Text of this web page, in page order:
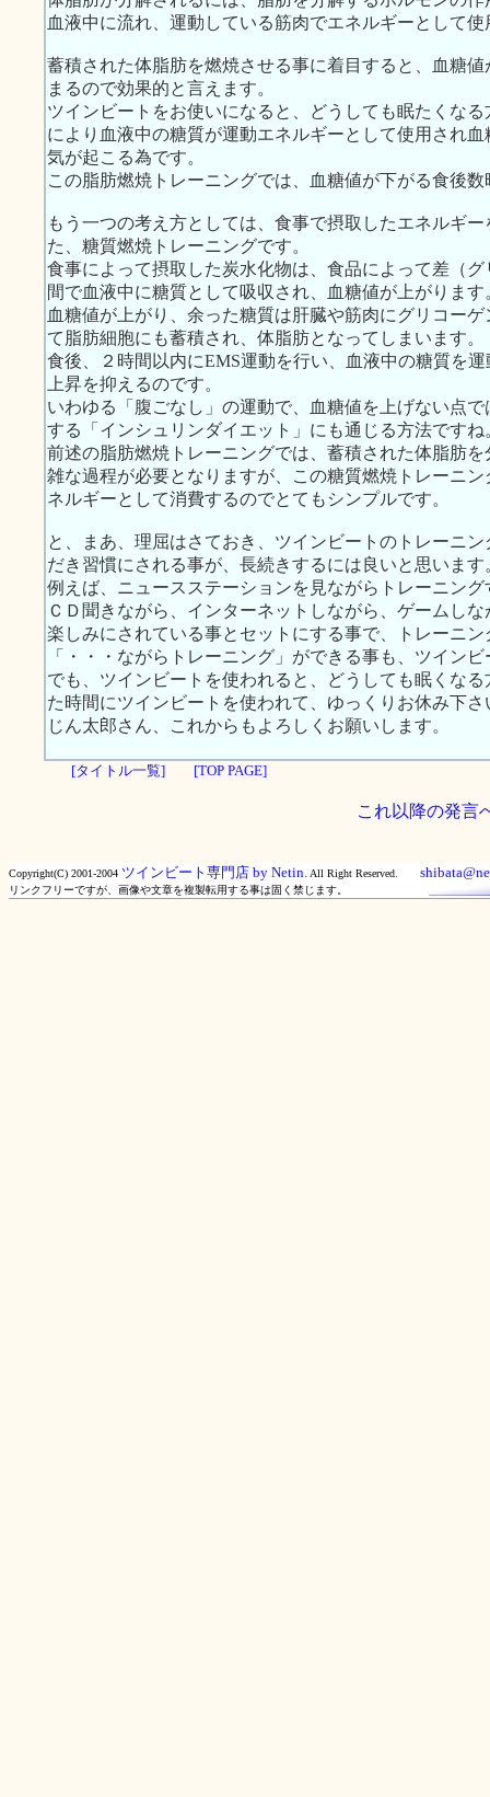
血液中に流れ、運動している筋肉でエネルギーとして
蓄積された体脂肪を燃焼させる事に着目すると、血糖
まるので効果的と言えます。
ツインビートをお使いになると、どうしても眠たくな
により血液中の糖質が運動エネルギーとして使用され
気が起こる為です。
この脂肪燃焼トレーニングでは、血糖値が下がる食後
もう一つの考え方としては、食事で摂取したエネルギ
た、糖質燃焼トレーニングです。
食事によって摂取した炭水化物は、食品によって差（
間で血液中に糖質として吸収され、血糖値が上がります
血糖値が上がり、余った糖質は肝臓や筋肉にグリコー
て脂肪細胞にも蓄積され、体脂肪となってしまいます。
食後、２時間以内にEMS運動を行い、血液中の糖質を
上昇を抑えるのです。
いわゆる「腹ごなし」の運動で、血糖値を上げない点
する「インシュリンダイエット」にも通じる方法ですね
前述の脂肪燃焼トレーニングでは、蓄積された体脂肪
雑な過程が必要となりますが、この糖質燃焼トレーニ
ネルギーとして消費するのでとてもシンプルです。
と、まあ、理屈はさておき、ツインビートのトレーニ
だき習慣にされる事が、長続きするには良いと思います
例えば、ニュースステーションを見ながらトレーニン
ＣＤ聞きながら、インターネットしながら、ゲームし
楽しみにされている事とセットにする事で、トレーニ
「・・・ながらトレーニング」ができる事も、ツイン
でも、ツインビートを使われると、どうしても眠くな
た時間にツインビートを使われて、ゆっくりお休み下さ
じん太郎さん、これからもよろしくお願いします。
[タイトル一覧] [TOP PAGE]
これ以降の発言
Copyright(C) 2001-2004 ツインビート専門店 by Netin. All Right Reserved.
リンクフリーですが、画像や文章を複製転用する事は固く禁じます。